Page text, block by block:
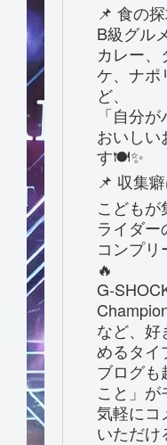
📌 食の
B級グル
カレー、
ケ、ナポ
ど、
「自分
おいしい
す🍽️✨
📌 収集
こども
ライダー
コンプリ
🔥
G-
など、好
めるタイ
ブログも
こと」が
気軽にコ
いただけ